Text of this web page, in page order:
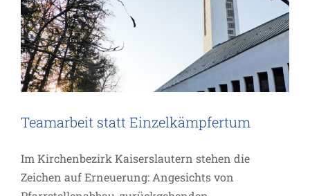
Teamarbeit statt Einzelkämpfertum
Im Kirchenbezirk Kaiserslautern stehen die
Zeichen auf Erneuerung: Angesichts von